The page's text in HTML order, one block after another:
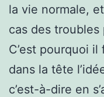
la vie normale,
cas des troubles
C’est pourquoi
dans la tête
c’est-à-dire en